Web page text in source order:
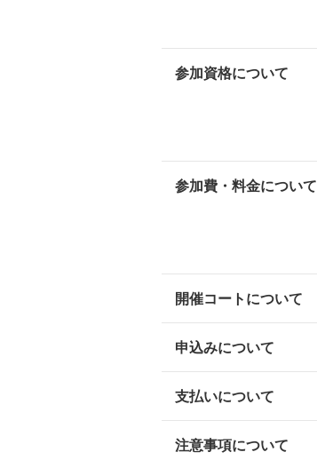
参加資格について
参加費・料金について
開催コートについて
申込みについて
支払いについて
注意事項について